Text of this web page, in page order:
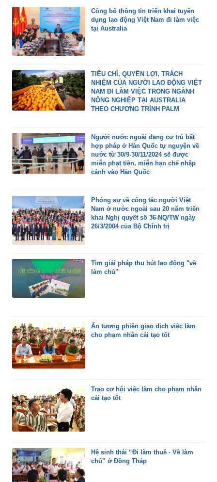
Công bố thông tin triển khai tuyển
dụng lao động Việt Nam đi làm việc
tại Australia
TIÊU CHÍ, QUYỀN LỢI, TRÁCH
NHIỆM CỦA NGƯỜI LAO ĐỘNG VIỆT
NAM ĐI LÀM VIỆC TRONG NGÀNH
NÔNG NGHIỆP TẠI AUSTRALIA
THEO CHƯƠNG TRÌNH PALM
Người nước ngoài đang cư trú bất
hợp pháp ở Hàn Quốc tự nguyện về
nước từ 30/9-30/11/2024 sẽ được
miễn phạt tiền, miễn hạn chế nhập
cảnh vào Hàn Quốc
Phóng sự về công tác người Việt
Nam ở nước ngoài sau 20 năm triển
khai Nghị quyết số 36-NQ/TW ngày
26/3/2004 của Bộ Chính trị
Tìm giải pháp thu hút lao động "về
làm chủ"
Ấn tượng phiên giao dịch việc làm
cho phạm nhân cải tạo tốt
Trao cơ hội việc làm cho phạm nhân
cải tạo tốt
Hệ sinh thái “Đi làm thuê - Về làm
chủ” ở Đồng Tháp